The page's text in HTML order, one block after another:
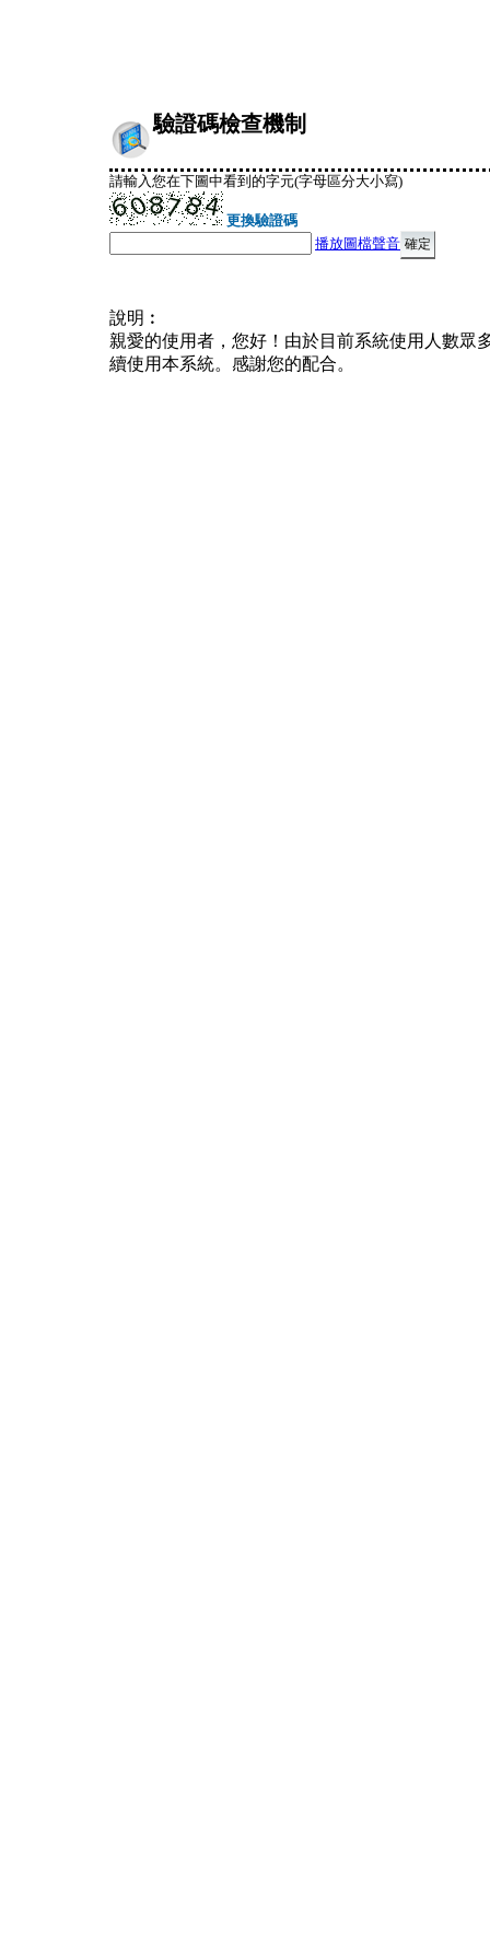
驗證碼檢查機制
請輸入您在下圖中看到的字元(字母區分大小寫)
更換驗證碼
播放圖檔聲音
說明︰
親愛的使用者，您好！由於目前系統使用人數眾
續使用本系統。感謝您的配合。